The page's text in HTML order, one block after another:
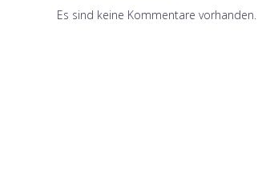
Es sind keine Kommentare vorhanden.